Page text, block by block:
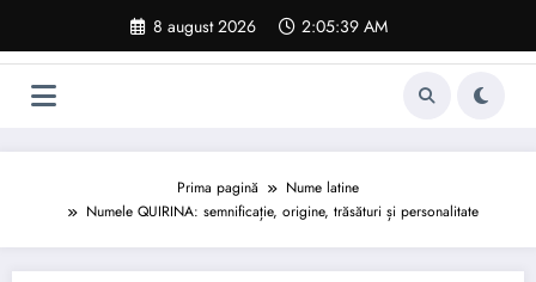
conținut
8 august 2026 2:05:40 AM
Prima pagină
Nume latine
Numele QUIRINA: semnificație, origine, trăsături și personalitate